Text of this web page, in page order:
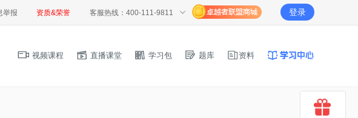
举报 资质&荣誉 客服热线：400-111-9811 登录
视频课程 直播课堂 学习包 题库 资料